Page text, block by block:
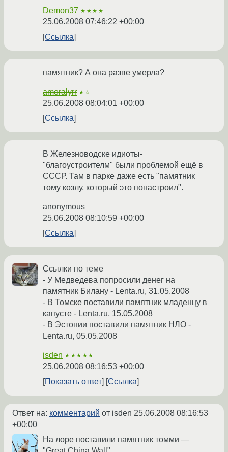
Demon37 ★★★★
25.06.2008 07:46:22 +00:00
Ссылка
памятник? А она разве умерла?
amoralyrr ★☆
25.06.2008 08:04:01 +00:00
Ссылка
В Железноводске идиоты-
"благоустроителм" были проблемой ещё в
СССР. Там в парке даже есть "памятник
тому козлу, который это понастроил".
anonymous
25.06.2008 08:10:59 +00:00
Ссылка
Ссылки по теме
- У Медведева попросили денег на
памятник Билану - Lenta.ru, 31.05.2008
- В Томске поставили памятник младенцу в
капусте - Lenta.ru, 15.05.2008
- В Эстонии поставили памятник НЛО -
Lenta.ru, 05.05.2008
isden ★★★★★
25.06.2008 08:16:53 +00:00
Показать ответ
Ссылка
Ответ на: комментарий от isden 25.06.2008 08:16:53
+00:00
На лоре поставили памятник томми —